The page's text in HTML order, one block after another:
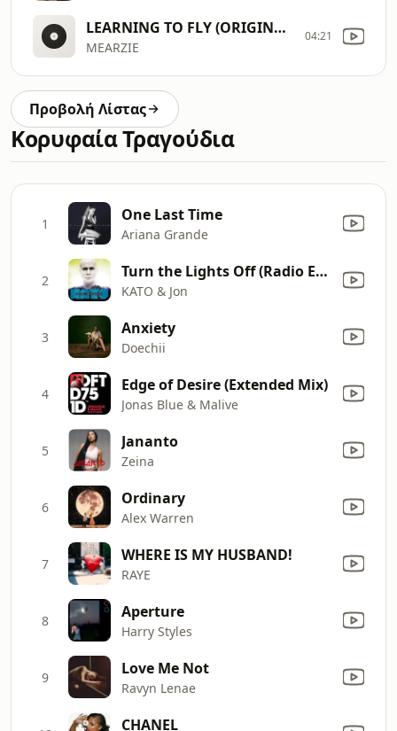
LEARNING TO FLY (ORIGINAL MIX)
MEARZIE
04:21
Προβολή Λίστας
Κορυφαία Τραγούδια
1 One Last Time
Ariana Grande
2 Turn the Lights Off (Radio Edit)
KATO & Jon
3 Anxiety
Doechii
4 Edge of Desire (Extended Mix)
Jonas Blue & Malive
5 Jananto
Zeina
6 Ordinary
Alex Warren
7 WHERE IS MY HUSBAND!
RAYE
8 Aperture
Harry Styles
9 Love Me Not
Ravyn Lenae
CHANEL